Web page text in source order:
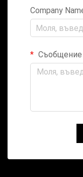
Company
Съобщение